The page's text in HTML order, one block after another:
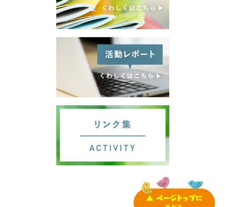
サイトマップ